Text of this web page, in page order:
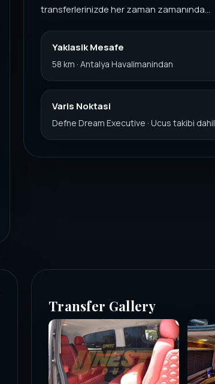
transferlerinizde her zaman zamanında...
Yaklasik Mesafe
58 km · Antalya Havalimanindan
Varis Noktasi
Defne Dream Executive · Ucus takibi dahil
Transfer Gallery